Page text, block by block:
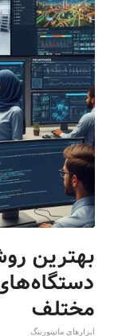
بهترین
مختلف
ابزارهای مانیتورینگ